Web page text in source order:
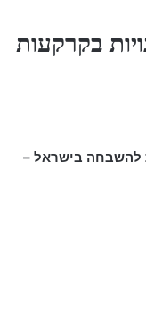
בקרקעות
להשבחה בישראל –